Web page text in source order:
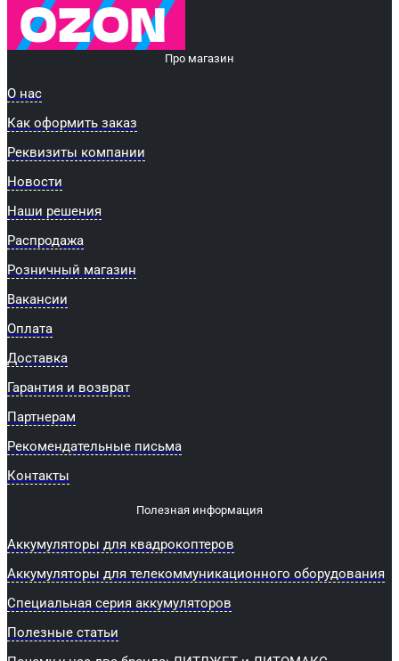
Про магазин
О нас
Как оформить заказ
Реквизиты компании
Новости
Наши решения
Распродажа
Розничный магазин
Вакансии
Оплата
Доставка
Гарантия и возврат
Партнерам
Рекомендательные письма
Контакты
Полезная информация
Аккумуляторы для квадрокоптеров
Аккумуляторы для телекоммуникационного оборудования
Специальная серия аккумуляторов
Полезные статьи